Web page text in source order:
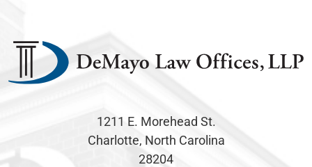
1211 E. Morehead St.
Charlotte, North Carolina
28204